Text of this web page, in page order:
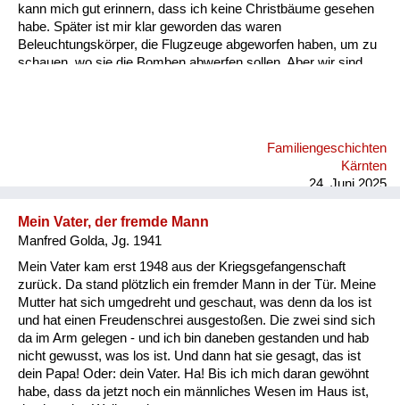
kann mich gut erinnern, dass ich keine Christbäume gesehen
habe. Später ist mir klar geworden das waren
Beleuchtungskörper, die Flugzeuge abgeworfen haben, um zu
schauen, wo sie die Bomben abwerfen sollen. Aber wir sind
wir aus dem Keller rausgegangen sind. Es hat einen
Kellerausgang gegeben, in den Garten und der war voller
Familiengeschichten
Kärnten
24. Juni 2025
Mein Vater, der fremde Mann
Manfred Golda, Jg. 1941
Mein Vater kam erst 1948 aus der Kriegsgefangenschaft
zurück. Da stand plötzlich ein fremder Mann in der Tür. Meine
Mutter hat sich umgedreht und geschaut, was denn da los ist
und hat einen Freudenschrei ausgestoßen. Die zwei sind sich
da im Arm gelegen - und ich bin daneben gestanden und hab
nicht gewusst, was los ist. Und dann hat sie gesagt, das ist
dein Papa! Oder: dein Vater. Ha! Bis ich mich daran gewöhnt
habe, dass da jetzt noch ein männliches Wesen im Haus ist,